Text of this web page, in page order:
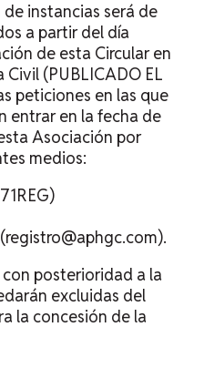
instancias será de
a partir del día
de esta Circular en
(PUBLICADO EL
peticiones en las que
entrar en la fecha de
Asociación por
medios:
posterioridad a la
excluidas del
la concesión de la